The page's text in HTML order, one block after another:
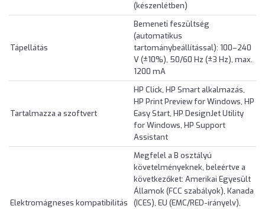
(készenlétben)
Tápellátás
Bemeneti feszültség
(automatikus
tartománybeállítással): 100–240
V (±10%), 50/60 Hz (±3 Hz), max.
1200 mA
Tartalmazza a szoftvert
HP Click, HP Smart alkalmazás,
HP Print Preview for Windows, HP
Easy Start, HP DesignJet Utility
for Windows, HP Support
Assistant
Elektromágneses kompatibilitás
Megfelel a B osztályú
követelményeknek, beleértve a
következőket: Amerikai Egyesült
Államok (FCC szabályok), Kanada
(ICES), EU (EMC/RED-irányelv),